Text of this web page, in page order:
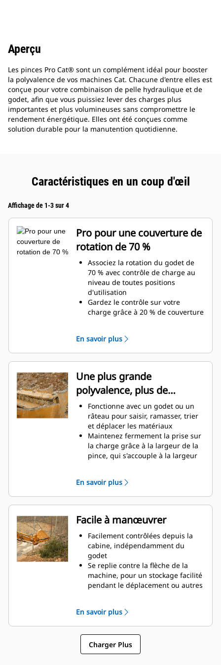
Aperçu
Les pinces Pro Cat® sont un complément idéal pour booster
la polyvalence de vos machines Cat. Chacune d'entre elles est
conçue pour votre combinaison de pelle hydraulique et de
godet, afin que vous puissiez lever des charges plus
importantes et plus volumineuses sans compromettre le
rendement énergétique. Elles ont été conçues comme
solution durable pour la manutention quotidienne.
Caractéristiques en un coup d'œil
Affichage de 1-3 sur 4
Pro pour une couverture de
rotation de 70 %
Associez la rotation du godet de
70 % avec contrôle de charge au
niveau de toutes positions
d'utilisation
Gardez le contrôle sur votre
charge grâce à 20 % de couverture
Réalisez des travaux au-dessous
du niveau du sol ou des travaux
verticaux en toute facilité.
Augmentez la productivité de
votre machine, de l'excavation à la
manutention de matériaux
En savoir plus
Une plus grande
polyvalence, plus de
productivité
Fonctionne avec un godet ou un
râteau pour saisir, ramasser, trier
et déplacer les matériaux
Maintenez fermement la prise sur
la charge grâce à la largeur de la
pince, qui s'accouple à la largeur
pince et le godet ou râteau grâce à
la courbure unique et la denture
de la pince
Obtenez les pinces les plus
appropriées à vos applications.
Avec quatre configurations de
dents, sélectionnez la meilleure
option, pour une préhension
complète ou le repli de la flèche
lors du transport.
La gestion de plusieurs
d'attache. Il est recommandé de
sélectionner des modèles de
pinces compatibles avec les
attaches à accouplement par axes
Cat, ce qui permet un partage des
En savoir plus
Facile à manœuvrer
Facilement contrôlées depuis la
cabine, indépendamment du
godet
Se replie contre la flèche de la
machine, pour un stockage facilité
pendant le déplacement ou autres
maintenance et du
fonctionnement général font des
pinces un accessoire plus simple
et au coût d'exploitation plus
abordable que les grappins
En savoir plus
Charger Plus